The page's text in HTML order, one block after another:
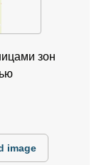
зон
image